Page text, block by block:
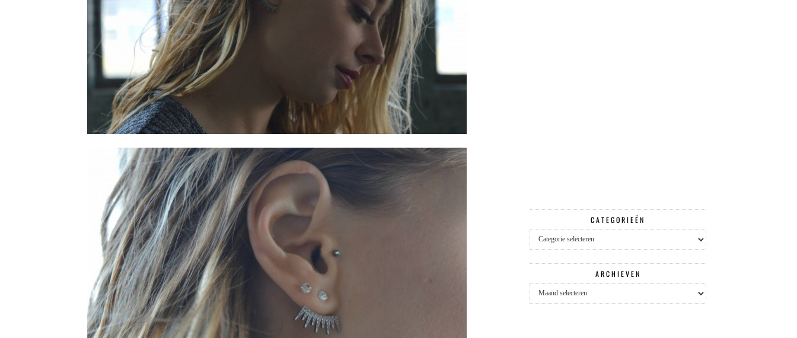
CATEGORIEËN
Categorieën
ARCHIEVEN
Archieven